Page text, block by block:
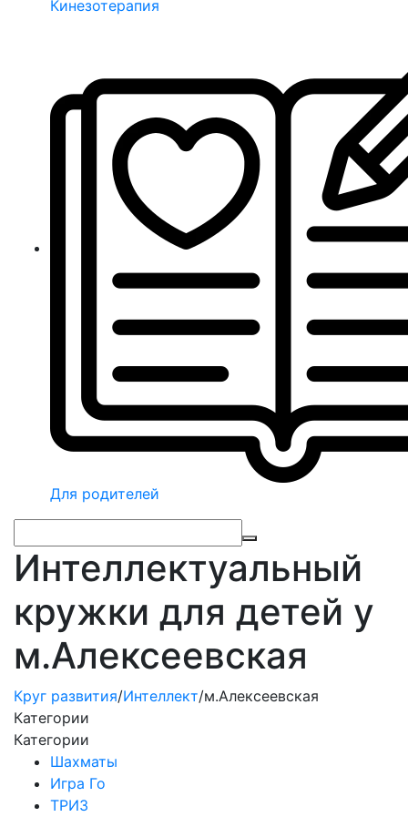
Кинезотерапия
Для родителей
Интеллектуальный
кружки для детей у
м.Алексеевская
Круг развития/Интеллект/м.Алексеевская
Категории
Категории
Шахматы
Игра Го
ТРИЗ